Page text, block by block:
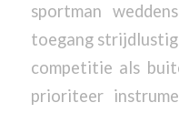
sportman
toegang
competitie als
prioriteer